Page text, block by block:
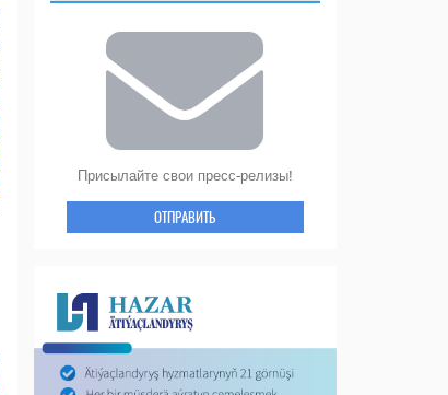
Присылайте свои пресс-релизы!
ОТПРАВИТЬ